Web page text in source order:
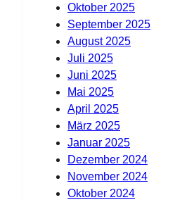
Oktober 2025
September 2025
August 2025
Juli 2025
Juni 2025
Mai 2025
April 2025
März 2025
Januar 2025
Dezember 2024
November 2024
Oktober 2024